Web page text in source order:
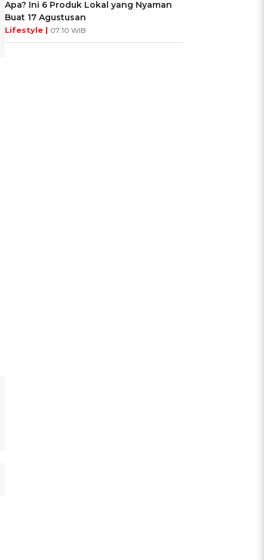
Apa? Ini 6 Produk Lokal yang Nyaman
Buat 17 Agustusan
Lifestyle | 07:10 WIB